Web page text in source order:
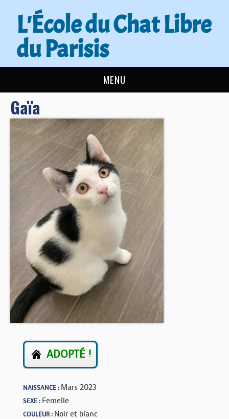
L'École du Chat Libre
du Parisis
MENU
L’ÉCOLE DU CHAT
ACTUALITÉS
ADOPTER
NOUS AIDER
CONTACT
BOUTIQUE
FORUM
Gaïa
ADOPTÉ !
NAISSANCE : Mars 2023
SEXE : Femelle
COULEUR : Noir et blanc